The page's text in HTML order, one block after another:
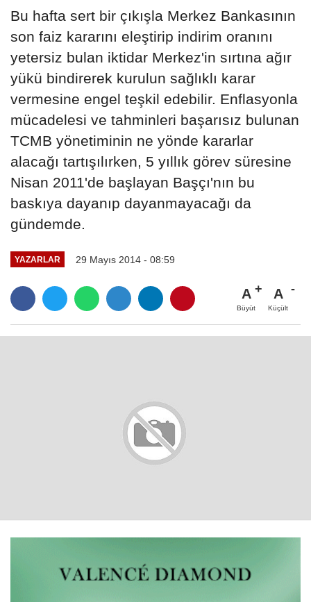
Bu hafta sert bir çıkışla Merkez Bankasının
son faiz kararını eleştirip indirim oranını
yetersiz bulan iktidar Merkez'in sırtına ağır
yükü bindirerek kurulun sağlıklı karar
vermesine engel teşkil edebilir. Enflasyonla
mücadelesi ve tahminleri başarısız bulunan
TCMB yönetiminin ne yönde kararlar
alacağı tartışılırken, 5 yıllık görev süresine
Nisan 2011'de başlayan Başçı'nın bu
baskıya dayanıp dayanmayacağı da
gündemde.
YAZARLAR 29 Mayıs 2014 - 08:59
A
Büyüt
A
Küçült